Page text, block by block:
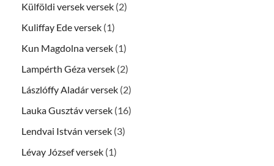
Külföldi versek versek (2)
Kuliffay Ede versek (1)
Kun Magdolna versek (1)
Lampérth Géza versek (2)
Lászlóffy Aladár versek (2)
Lauka Gusztáv versek (16)
Lendvai István versek (3)
Lévay József versek (1)